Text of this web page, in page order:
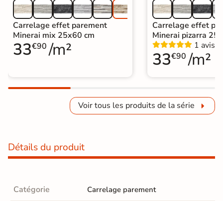
Carrelage effet parement
Minerai mix 25x60 cm
33€90 /m²
Carrelage effet
Minerai pizarra
1 avis
33€90 /m²
Voir tous les produits de la série
Détails du produit
Catégorie Carrelage parement